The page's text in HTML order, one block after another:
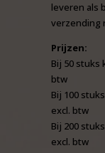
leveren als
verzending
Prijzen:
Bij 50 stuks
btw
Bij 100
excl. btw
Bij 200
excl. btw